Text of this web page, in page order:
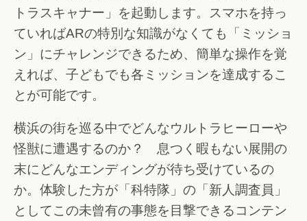
トラスキャナー」を起動します。スマホを持っ
ていればARの特別な知識がなくても「ミッショ
ン」にチャレンジできるため、簡単な操作を覚
えれば、子どもでも各ミッションを達成するこ
とが可能です。
横浜の街を巡る中でどんなウルトラヒーローや
怪獣に遭遇するのか？ 息つく暇もない展開の
末にどんなエンディングが待ち受けているの
か。体験した方が「科特隊」の「新人調査員」
としてこの未曾有の事態を目撃できるコンテン